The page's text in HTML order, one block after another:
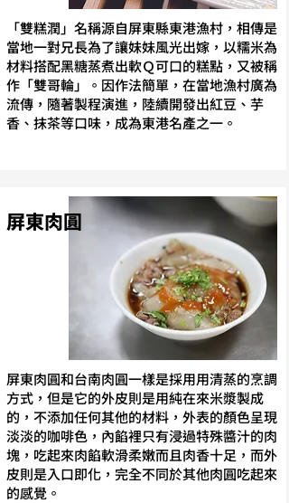
「雙糕潤」名稱源自屏東縣東港漁村，相傳是
當地一對兄長為了讓妹妹風光出嫁，以糯米為
材料搭配黑糖蒸煮出軟Ｑ可口的糕點，又被稱
作「雙哥輪」。因作法簡單，在當地漁村廣為
流傳，隨著製程演進，陸續開發出紅豆、芋
香、抹茶等口味，成為東港名產之一。
屏東肉圓
屏東肉圓和台南肉圓一樣是採用用清蒸的烹調
方式，但是它的外皮則是用純在來米漿製成
的，不添加任何其他的材料，外表的顏色呈現
淡淡的咖啡色，內餡裡只有浸過特殊醬汁的肉
塊，吃起來肉餡軟滑柔嫩而且肉香十足，而外
皮則是入口即化，完全不同於其他肉圓吃起來
的感覺。